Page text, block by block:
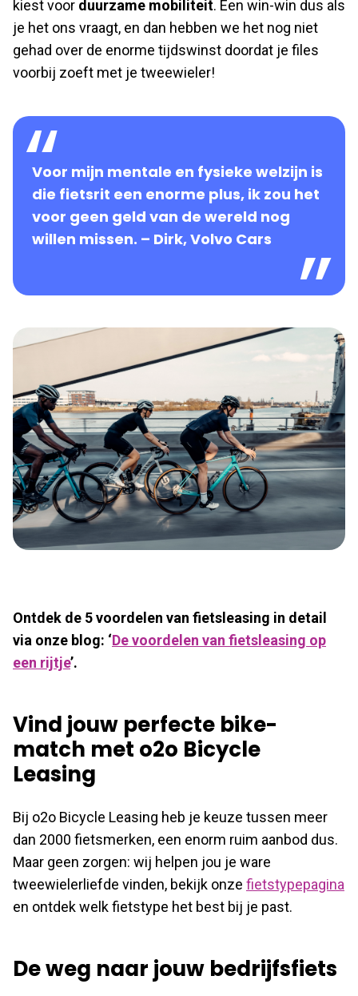
kiest voor duurzame mobiliteit. Een win-win dus als
je het ons vraagt, en dan hebben we het nog niet
gehad over de enorme tijdswinst doordat je files
voorbij zoeft met je tweewieler!
Voor mijn mentale en fysieke welzijn is
die fietsrit een enorme plus, ik zou het
voor geen geld van de wereld nog
willen missen. – Dirk, Volvo Cars
Ontdek de 5 voordelen van fietsleasing in detail
via onze blog: ‘De voordelen van fietsleasing op
een rijtje’.
Vind jouw perfecte bike-
match met o2o Bicycle
Leasing
Bij o2o Bicycle Leasing heb je keuze tussen meer
dan 2000 fietsmerken, een enorm ruim aanbod dus.
Maar geen zorgen: wij helpen jou je ware
tweewielerliefde vinden, bekijk onze fietstypepagina
en ontdek welk fietstype het best bij je past.
De weg naar jouw bedrijfsfiets